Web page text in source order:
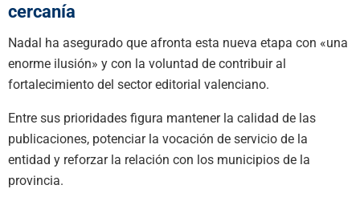
cercanía
Nadal ha asegurado que afronta esta nueva etapa con «una
enorme ilusión» y con la voluntad de contribuir al
fortalecimiento del sector editorial valenciano.
Entre sus prioridades figura mantener la calidad de las
publicaciones, potenciar la vocación de servicio de la
entidad y reforzar la relación con los municipios de la
provincia.